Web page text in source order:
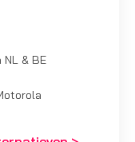
& BE